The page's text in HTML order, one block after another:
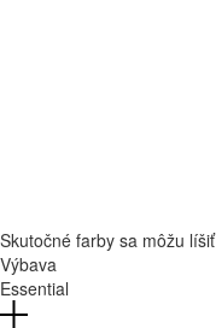
Skutočné farby sa môžu líšiť
Výbava
Essential